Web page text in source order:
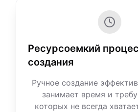
Ресурсоемкий
создания
Ручное создание
занимает время и
которых не всегда